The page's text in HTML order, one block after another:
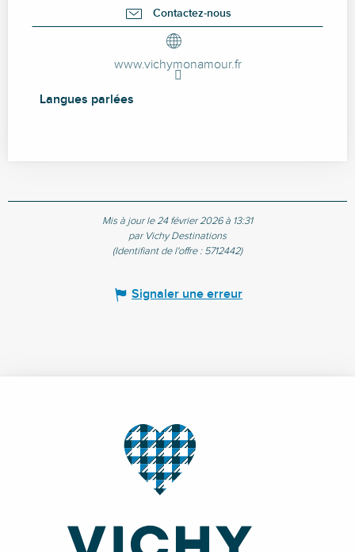
Contactez-nous
www.vichymonamour.fr
Langues parlées
Langues parlées
Mis à jour le 24 février 2026 à 13:31
par Vichy Destinations
(Identifiant de l'offre : 5712442)
Signaler une erreur